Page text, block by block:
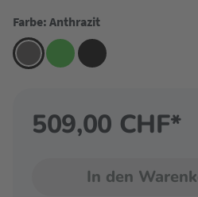
Farbe: Anthrazit
509,00 CHF*
In den